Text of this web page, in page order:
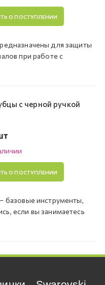
О ПОСТУПЛЕНИИ
для защиты
при работе с
с черной ручкой
О ПОСТУПЛЕНИИ
базовые инструменты,
если вы занимаетесь